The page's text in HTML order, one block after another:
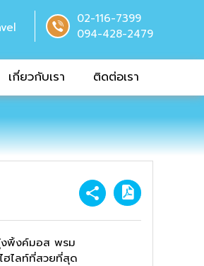
02-116-7399
094-428-2479
เกี่ยวกับเรา ติดต่อเรา
งพิ้งค์มอส พรม
ฮไลท์ที่สวยที่สุด